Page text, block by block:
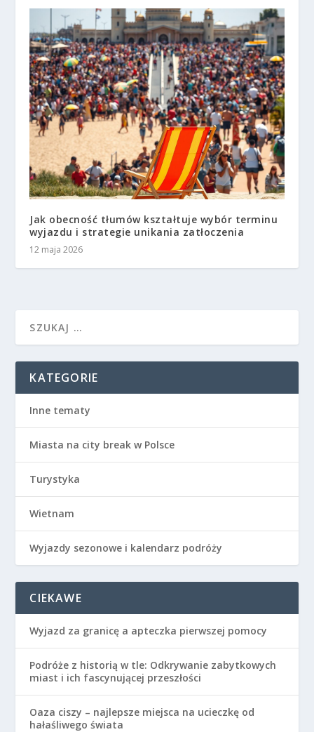
Jak obecność tłumów kształtuje wybór terminu
wyjazdu i strategie unikania zatłoczenia
12 maja 2026
KATEGORIE
Inne tematy
Miasta na city break w Polsce
Turystyka
Wietnam
Wyjazdy sezonowe i kalendarz podróży
CIEKAWE
Wyjazd za granicę a apteczka pierwszej pomocy
Podróże z historią w tle: Odkrywanie zabytkowych
miast i ich fascynującej przeszłości
Oaza ciszy – najlepsze miejsca na ucieczkę od
hałaśliwego świata